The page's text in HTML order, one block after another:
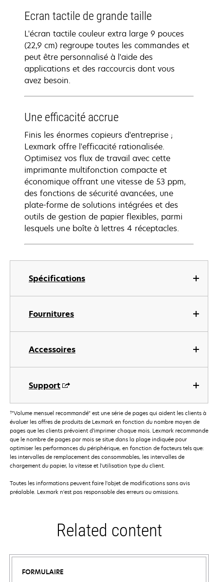
Spécifications
Fournitures
Accessoires
Support
Ecran tactile de grande taille
L'écran tactile couleur extra large 9 pouces
(22,9 cm) regroupe toutes les commandes et
peut être personnalisé à l'aide des
applications et des raccourcis dont vous
avez besoin.
Une efficacité accrue
Finis les énormes copieurs d'entreprise ;
Lexmark offre l'efficacité rationalisée.
Optimisez vos flux de travail avec cette
imprimante multifonction compacte et
économique offrant une vitesse de 53 ppm,
des fonctions de sécurité avancées, une
plate-forme de solutions intégrées et des
outils de gestion de papier flexibles, parmi
lesquels une boîte à lettres 4 réceptacles.
†"Volume mensuel recommandé" est une série de pages qui aident les clients à
évaluer les offres de produits de Lexmark en fonction du nombre moyen de
pages que les clients prévoient d’imprimer chaque mois. Lexmark recommande
que le nombre de pages par mois se situe dans la plage indiquée pour
optimiser les performances du périphérique, en fonction de facteurs tels que:
les intervalles de remplacement des consommables, les intervalles de
chargement du papier, la vitesse et l'utilisation type du client.
Toutes les informations peuvent faire l'objet de modifications sans avis
préalable. Lexmark n'est pas responsable des erreurs ou omissions.
Related content
FORMULAIRE